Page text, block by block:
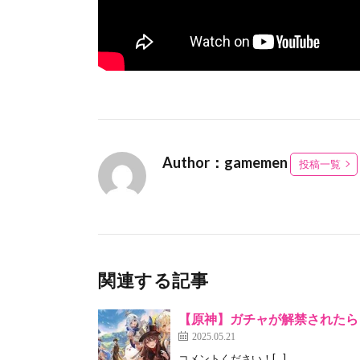
Author：gamemen 投稿一覧
関連する記事
【原神】ガチャが解禁された
2025.05.21